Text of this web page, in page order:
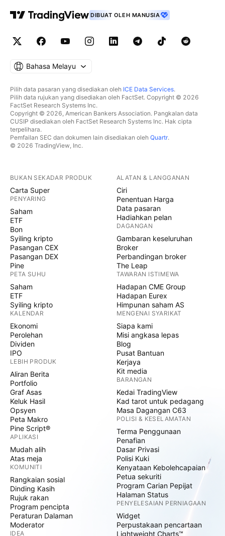
DIBUAT OLEH MANUSIA
Bahasa Melayu
Pilih data pasaran yang disediakan oleh ICE Data Services.
Pilih data rujukan yang disediakan oleh FactSet. Copyright © 2026
FactSet Research Systems Inc.
Copyright © 2026, American Bankers Association. Pangkalan data
CUSIP disediakan oleh FactSet Research Systems Inc. Hak cipta
terpelihara.
Pemfailan SEC dan dokumen lain disediakan oleh Quartr.
© 2026 TradingView, Inc.
BUKAN SEKADAR PRODUK
Carta Super
PENYARING
Saham
ETF
Bon
Syiling kripto
Pasangan CEX
Pasangan DEX
Pine
PETA SUHU
Saham
ETF
Syiling kripto
KALENDAR
Ekonomi
Perolehan
Dividen
IPO
LEBIH PRODUK
Aliran Berita
Portfolio
Graf Asas
Keluk Hasil
Opsyen
Peta Makro
Pine Script®
APLIKASI
Mudah alih
Atas meja
KOMUNITI
Rangkaian sosial
Dinding Kasih
Rujuk rakan
Program pencipta
Peraturan Dalaman
Moderator
IDEA
ALATAN & LANGGANAN
Ciri
Penentuan Harga
Data pasaran
Hadiahkan pelan
DAGANGAN
Gambaran keseluruhan
Broker
Perbandingan broker
The Leap
TAWARAN ISTIMEWA
Hadapan CME Group
Hadapan Eurex
Himpunan saham AS
MENGENAI SYARIKAT
Siapa kami
Misi angkasa lepas
Blog
Pusat Bantuan
Kerjaya
Kit media
BARANGAN
Kedai TradingView
Kad tarot untuk pedagang
Masa Dagangan C63
POLISI & KESELAMATAN
Terma Penggunaan
Penafian
Dasar Privasi
Polisi Kuki
Kenyataan Kebolehcapaian
Petua sekuriti
Program Carian Pepijat
Halaman Status
PENYELESAIAN PERNIAGAAN
Widget
Perpustakaan pencartaan
Lightweight Charts™